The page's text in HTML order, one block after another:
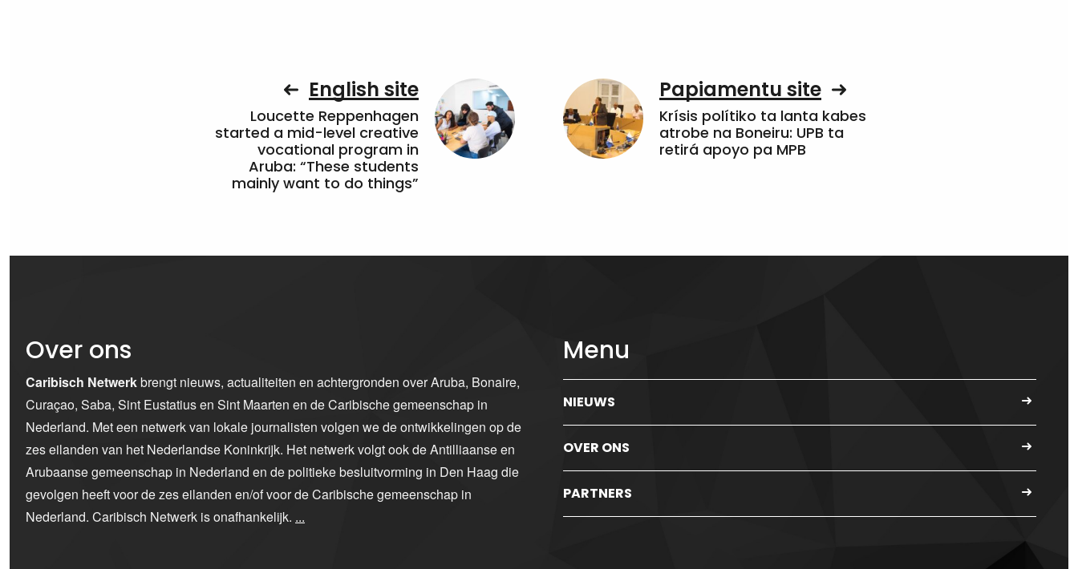
English site
Loucette Reppenhagen
started a mid-level creative
vocational program in
Aruba: “These students
mainly want to do things”
Papiamentu site
Krísis polítiko ta lanta kabes
atrobe na Boneiru: UPB ta
retirá apoyo pa MPB
Over ons
Caribisch Netwerkbrengt nieuws, actualiteiten en achtergronden over Aruba, Bonaire,
Curaçao, Saba, Sint Eustatius en Sint Maarten en de Caribische gemeenschap in
Nederland. Met een netwerk van lokale journalisten volgen we de ontwikkelingen op de
zes eilanden van het Nederlandse Koninkrijk. Het netwerk volgt ook de Antilliaanse en
Arubaanse gemeenschap in Nederland en de politieke besluitvorming in Den Haag die
gevolgen heeft voor de zes eilanden en/of voor de Caribische gemeenschap in
Nederland. Caribisch Netwerk is onafhankelijk. ...
Menu
NIEUWS
OVER ONS
PARTNERS